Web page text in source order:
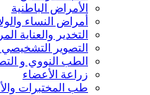
الأمراض الباطنية
أمراض النساء
التخدير والعناية
التصوير التشخيصي
الطب النووي و
زراعة الأعضاء
طب المختبرات